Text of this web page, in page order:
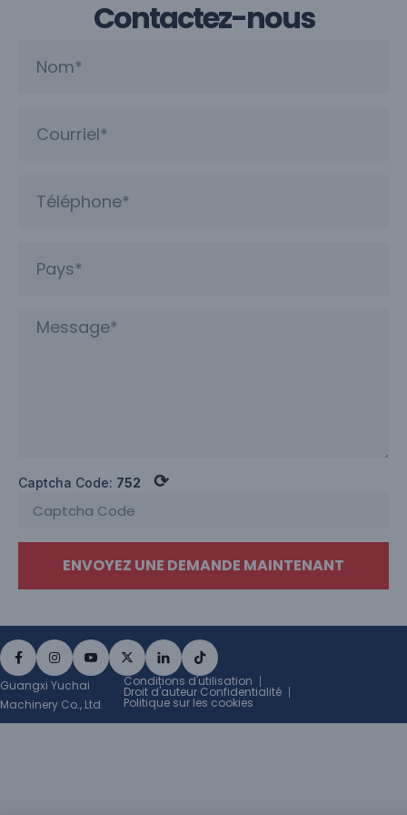
Contactez-nous
Captcha Code: 752 ⟳
ENVOYEZ UNE DEMANDE MAINTENANT
Guangxi Yuchai
Machinery Co., Ltd.
Conditions d'utilisation
Droit d'auteur Confidentialité
Politique sur les cookies